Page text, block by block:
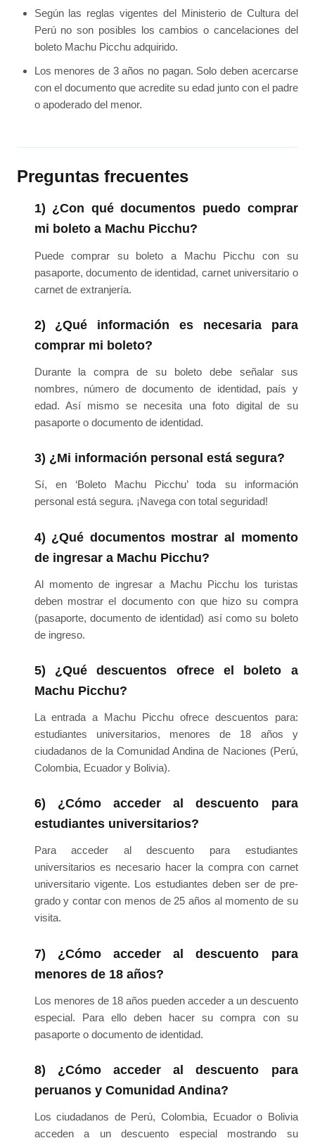
Según las reglas vigentes del Ministerio de Cultura del
Perú no son posibles los cambios o cancelaciones del
boleto Machu Picchu adquirido.
Los menores de 3 años no pagan. Solo deben acercarse
con el documento que acredite su edad junto con el padre
o apoderado del menor.
Preguntas frecuentes
1) ¿Con qué documentos puedo comprar
mi boleto a Machu Picchu?
Puede comprar su boleto a Machu Picchu con su
pasaporte, documento de identidad, carnet universitario o
carnet de extranjería.
2) ¿Qué información es necesaria para
comprar mi boleto?
Durante la compra de su boleto debe señalar sus
nombres, número de documento de identidad, país y
edad. Así mismo se necesita una foto digital de su
pasaporte o documento de identidad.
3) ¿Mi información personal está segura?
Sí, en ‘Boleto Machu Picchu’ toda su información
personal está segura. ¡Navega con total seguridad!
4) ¿Qué documentos mostrar al momento
de ingresar a Machu Picchu?
Al momento de ingresar a Machu Picchu los turistas
deben mostrar el documento con que hizo su compra
(pasaporte, documento de identidad) así como su boleto
de ingreso.
5) ¿Qué descuentos ofrece el boleto a
Machu Picchu?
La entrada a Machu Picchu ofrece descuentos para:
estudiantes universitarios, menores de 18 años y
ciudadanos de la Comunidad Andina de Naciones (Perú,
Colombia, Ecuador y Bolivia).
6) ¿Cómo acceder al descuento para
estudiantes universitarios?
Para acceder al descuento para estudiantes
universitarios es necesario hacer la compra con carnet
universitario vigente. Los estudiantes deben ser de pre-
grado y contar con menos de 25 años al momento de su
visita.
7) ¿Cómo acceder al descuento para
menores de 18 años?
Los menores de 18 años pueden acceder a un descuento
especial. Para ello deben hacer su compra con su
pasaporte o documento de identidad.
8) ¿Cómo acceder al descuento para
peruanos y Comunidad Andina?
Los ciudadanos de Perú, Colombia, Ecuador o Bolivia
acceden a un descuento especial mostrando su